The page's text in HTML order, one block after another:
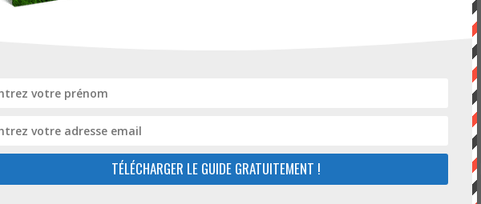
à la lithothérapie :
bienfaits des pierres et
TÉLÉCHARGER LE GUIDE GRATUITEMENT !